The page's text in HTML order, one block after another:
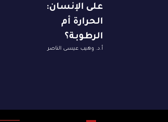
على الإنسان:
الحرارة أم
الرطوبة؟
أ.د. وهيب عيسى الناصر